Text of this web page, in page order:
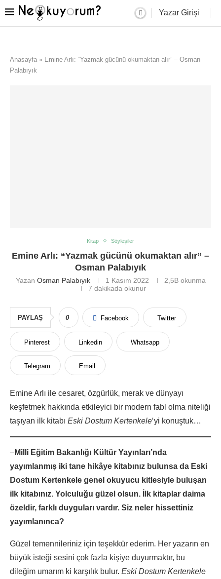
Yazar Girişi
Anasayfa » Emine Arlı: “Yazmak gücünü okumaktan alır” – Osman
Palabıyık
Kitap Söyleşiler
Emine Arlı: “Yazmak gücünü okumaktan alır” –
Osman Palabıyık
Yazan Osman Palabıyık 1 Kasım 2022 2,5Bokunma
7 dakikada okunur
PAYLAŞ 0 Facebook Twitter
Pinterest Linkedin Whatsapp
Telegram Email
Emine Arlı ile cesaret, özgürlük, merak ve dünyayı
keşfetmek hakkında etkileyici bir modern fabl olma niteliği
taşıyan ilk kitabı Eski Dostum Kertenkele‘yi konuştuk…
–Milli Eğitim Bakanlığı Kültür Yayınları’nda
yayımlanmış iki tane hikâye kitabınız bulunsa da Eski
Dostum Kertenkele genel okuyucu kitlesiyle buluşan
ilk kitabınız. Yolculuğu güzel olsun. İlk kitaplar daima
özeldir, farklı duyguları vardır. Siz neler hissettiniz
yayımlanınca?
Güzel temennileriniz için teşekkür ederim. Her yazarın en
büyük isteği sesini çok fazla kişiye duyurmaktır, bu
dileğim umarım ki karşılık bulur. Eski Dostum Kertenkele